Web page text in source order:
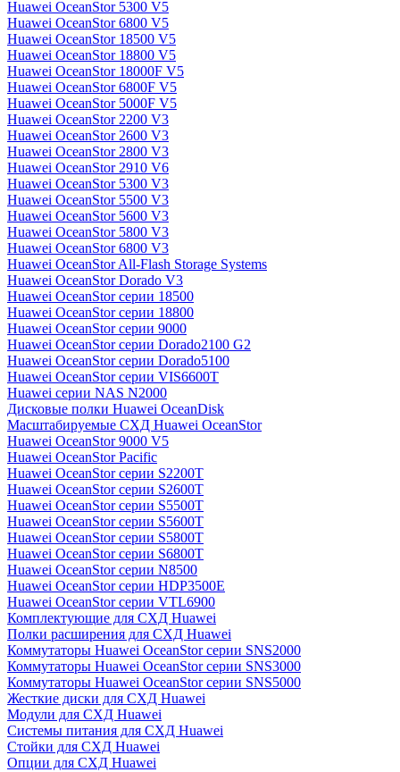
Huawei OceanStor 5300 V5
Huawei OceanStor 6800 V5
Huawei OceanStor 18500 V5
Huawei OceanStor 18800 V5
Huawei OceanStor 18000F V5
Huawei OceanStor 6800F V5
Huawei OceanStor 5000F V5
Huawei OceanStor 2200 V3
Huawei OceanStor 2600 V3
Huawei OceanStor 2800 V3
Huawei OceanStor 2910 V6
Huawei OceanStor 5300 V3
Huawei OceanStor 5500 V3
Huawei OceanStor 5600 V3
Huawei OceanStor 5800 V3
Huawei OceanStor 6800 V3
Huawei OceanStor All-Flash Storage Systems
Huawei OceanStor Dorado V3
Huawei OceanStor серии 18500
Huawei OceanStor серии 18800
Huawei OceanStor серии 9000
Huawei OceanStor серии Dorado2100 G2
Huawei OceanStor серии Dorado5100
Huawei OceanStor серии VIS6600T
Huawei серии NAS N2000
Дисковые полки Huawei OceanDisk
Масштабируемые СХД Huawei OceanStor
Huawei OceanStor 9000 V5
Huawei OceanStor Pacific
Huawei OceanStor серии S2200T
Huawei OceanStor серии S2600T
Huawei OceanStor серии S5500T
Huawei OceanStor серии S5600T
Huawei OceanStor серии S5800T
Huawei OceanStor серии S6800T
Huawei OceanStor серии N8500
Huawei OceanStor серии HDP3500E
Huawei OceanStor серии VTL6900
Комплектующие для СХД Huawei
Полки расширения для СХД Huawei
Коммутаторы Huawei OceanStor серии SNS2000
Коммутаторы Huawei OceanStor серии SNS3000
Коммутаторы Huawei OceanStor серии SNS5000
Жесткие диски для СХД Huawei
Модули для СХД Huawei
Системы питания для СХД Huawei
Стойки для СХД Huawei
Опции для СХД Huawei